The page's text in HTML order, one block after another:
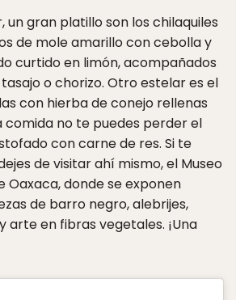
un gran platillo son los chilaquiles
de mole amarillo con cebolla y
curtido en limón, acompañados
o chorizo. Otro estelar es el
con hierba de conejo rellenas
comida no te puedes perder el
con carne de res. Si te
de visitar ahí mismo, el Museo
Oaxaca, donde se exponen
de barro negro, alebrijes,
arte en fibras vegetales. ¡Una